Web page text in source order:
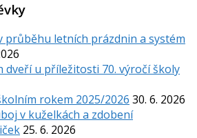
průběhu letních prázdnin a systém
dveří u příležitosti 70. výročí školy
rokem 2025/2026 30. 6. 2026
v kuželkách a zdobení
25. 6. 2026